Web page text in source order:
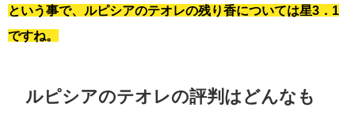
という事で、ルピシアのテオレの残り香については星3．1
ですね。
ルピシアのテオレの評判はどんなも